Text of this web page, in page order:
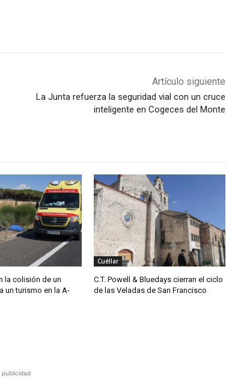
Artículo siguiente
La Junta refuerza la seguridad vial con un cruce
inteligente en Cogeces del Monte
la colisión de un
un turismo en la A-
Cuéllar
C.T. Powell & Bluedays cierran el ciclo
de las Veladas de San Francisco
publicidad